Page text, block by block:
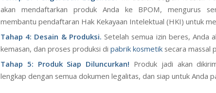
akan mendaftarkan produk Anda ke BPOM, mengurus
membantu pendaftaran Hak Kekayaan Intelektual (HKI) untuk
Tahap 4: Desain & Produksi. Setelah semua izin beres, Anda
kemasan, dan proses produksi di pabrik kosmetiksecara massal
Tahap 5: Produk Siap Diluncurkan! Produk jadi akan
lengkap dengan semua dokumen legalitas, dan siap untuk Anda